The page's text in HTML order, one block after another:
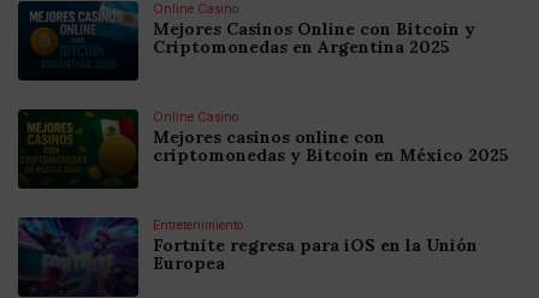
Online Casino
Mejores Casinos Online con Bitcoin y
Criptomonedas en Argentina 2025
Online Casino
Mejores casinos online con
criptomonedas y Bitcoin en México 2025
Entretenimiento
Fortnite regresa para iOS en la Unión
Europea